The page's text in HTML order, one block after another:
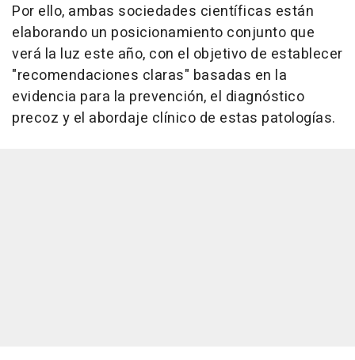
Por ello, ambas sociedades científicas están
elaborando un posicionamiento conjunto que
verá la luz este año, con el objetivo de establecer
"recomendaciones claras" basadas en la
evidencia para la prevención, el diagnóstico
precoz y el abordaje clínico de estas patologías.